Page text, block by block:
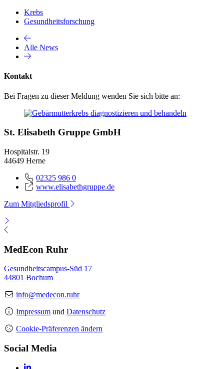
Krebs
Gesundheitsforschung
Alle News
Kontakt
Bei Fragen zu dieser Meldung wenden Sie sich bitte an:
St. Elisabeth Gruppe GmbH
Hospitalstr. 19
44649 Herne
02325 986 0
www.elisabethgruppe.de
Zum Mitgliedsprofil
MedEcon Ruhr
Gesundheitscampus-Süd 17
44801 Bochum
info@medecon.ruhr
Impressum und Datenschutz
Cookie-Präferenzen ändern
Social Media